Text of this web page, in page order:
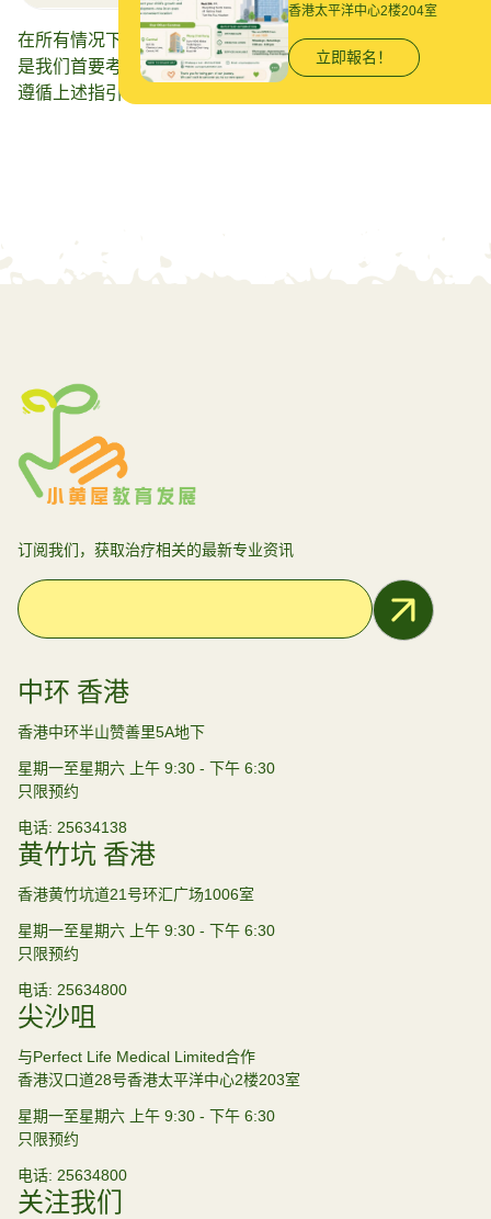
香港太平洋中心2楼204室
立即報名！
在所有情况下，孩子、家庭、照顾者和 Sprout 员工的安全
是我们首要考虑的事项。请确保您了解当前的天气条件，并
遵循上述指引以确保每个人的安全。
订阅我们，获取治疗相关的最新专业资讯
Email Address
中环 香港
香港中环半山赞善里5A地下
星期一至星期六 上午 9:30 - 下午 6:30
只限预约
电话 25634138
黄竹坑 香港
香港黄竹坑道21号环汇广场1006室
星期一至星期六 上午 9:30 - 下午 6:30
只限预约
电话 25634800
尖沙咀
与Perfect Life Medical Limited合作
香港汉口道28号香港太平洋中心2楼203室
星期一至星期六 上午 9:30 - 下午 6:30
只限预约
电话 25634800
关注我们